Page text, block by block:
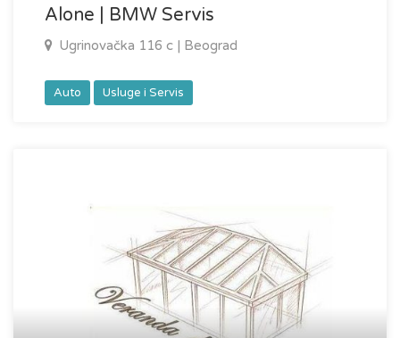
Alone | BMW Servis
Ugrinovačka 116 c | Beograd
Auto Usluge i Servis